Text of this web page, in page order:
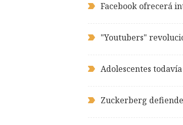
Facebook ofrecerá
"Youtubers"
Adolescentes
Zuckerberg